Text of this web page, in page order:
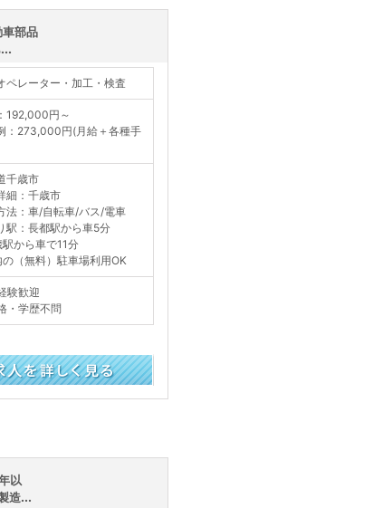
部品
ペレーター・加工・検査
192,000円～
：273,000円(月給＋各種手
千歳市
細：千歳市
法：車/自転車/バス/電車
駅：長都駅から車5分
から車で11分
（無料）駐車場利用OK
験歓迎
・学歴不問
以
造...